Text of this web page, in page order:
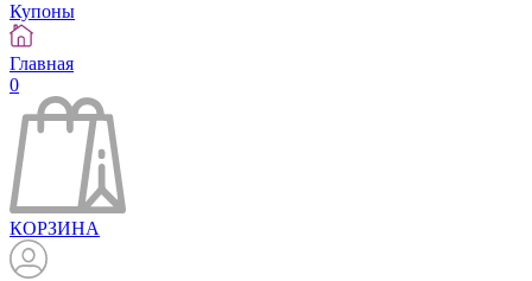
Купоны
Главная
0
КОРЗИНА